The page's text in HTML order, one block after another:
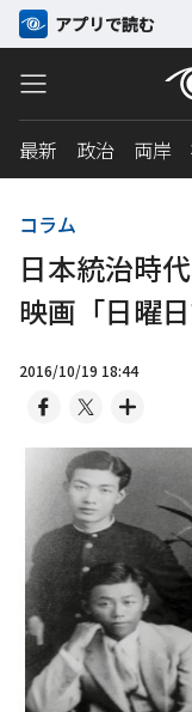
アプリで読む
最新 政治 両岸
コラム
日本統治時
映画「日曜
2016/10/19 18:44